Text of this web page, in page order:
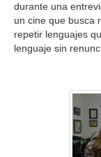
durante una
un cine que busca
repetir lenguajes
lenguaje sin